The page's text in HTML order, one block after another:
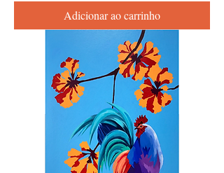
Adicionar ao carrinho